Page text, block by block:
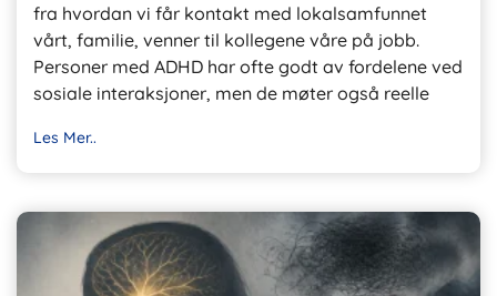
fra hvordan vi får kontakt med lokalsamfunnet
vårt, familie, venner til kollegene våre på jobb.
Personer med ADHD har ofte godt av fordelene ved
sosiale interaksjoner, men de møter også reelle
Les Mer..